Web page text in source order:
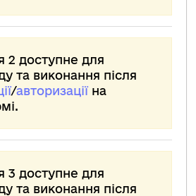
2 доступне для
та виконання після
/авторизаціїна
3 доступне для
та виконання після